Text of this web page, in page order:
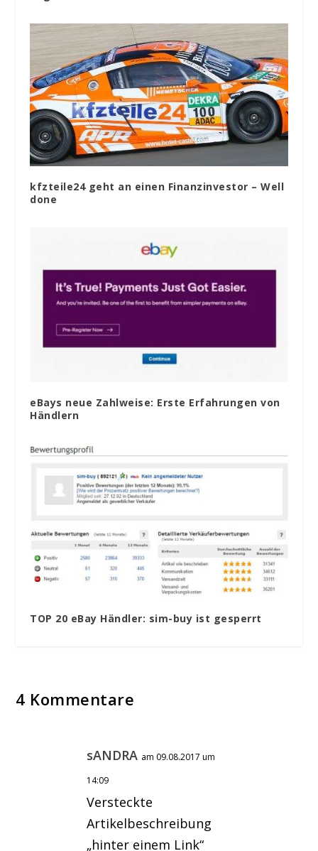
kfzteile24 geht an einen Finanzinvestor – Well
done
eBays neue Zahlweise: Erste Erfahrungen von
Händlern
TOP 20 eBay Händler: sim-buy ist gesperrt
4 Kommentare
sANDRA am 09.08.2017 um
14:09
Versteckte
Artikelbeschreibung
„hinter einem Link“